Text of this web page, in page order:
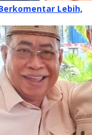
Lebih,